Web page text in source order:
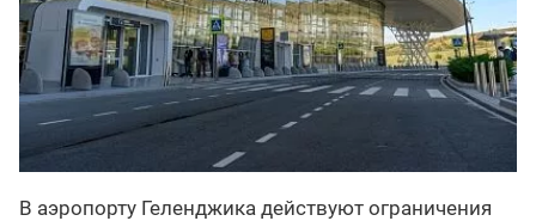
В аэропорту Геленджика действуют ограничения